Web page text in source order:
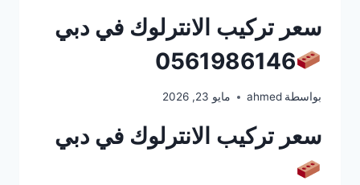
سعر تركيب الانترلوك في دبي
0561986146
بواسطة ahmed مايو 23, 2026
سعر تركيب الانترلوك في دبي